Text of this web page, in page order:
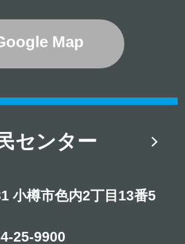
Map
センター
小樽市色内2丁目13番5
25-9900